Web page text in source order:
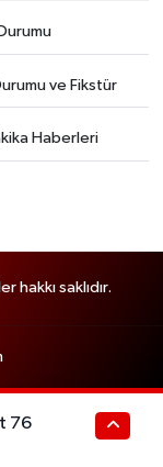
ve Fikstür
Haberleri
saklıdır.
76